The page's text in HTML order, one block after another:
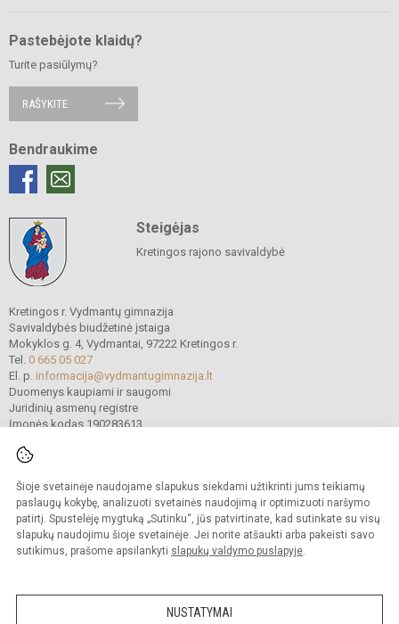
Šioje svetainėje naudojame slapukus siekdami užtikrinti jums teikiamų
paslaugų kokybę, analizuoti svetainės naudojimą ir optimizuoti naršymo
patirtį. Spustelėję mygtuką „Sutinku“, jūs patvirtinate, kad sutinkate su visų
slapukų naudojimu šioje svetainėje. Jei norite atšaukti arba pakeisti savo
sutikimus, prašome apsilankyti slapukų valdymo puslapyje.
NUSTATYMAI
Pastebėjote klaidų?
Turite pasiūlymų?
RAŠYKITE
Bendraukime
Steigėjas
Kretingos rajono savivaldybė
Kretingos r. Vydmantų gimnazija
Savivaldybės biudžetinė įstaiga
Mokyklos g. 4, Vydmantai, 97222 Kretingos r.
Tel. 0 665 05 027
El. p. informacija@vydmantugimnazija.lt
Duomenys kaupiami ir saugomi
Juridinių asmenų registre
Įmonės kodas 190283613
© 2021. Kretingos r. Vydmantų gimnazija. Visos teisės saugomos.
Kopijuoti turinį be raštiško gimnazijos sutikimo griežtai draudžiama.
Versija neįgaliesiems Slapukų valdymas
Sumanus būdas atnaujinti